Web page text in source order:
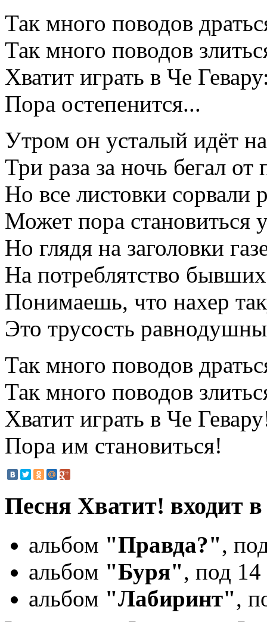
Так много поводов
Так много поводов
Хватит играть в Че
Пора остепенится...
Утром он усталый идёт
Три раза за ночь бегал от
Но все листовки
Может пора становиться
Но глядя на заголовки
На потреблятство
Понимаешь, что нахер
Это трусость
Так много поводов
Так много поводов
Хватит играть в Че
Пора им становиться!
Песня Хватит! входит
альбом "Правда?",
альбом "Буря", под
альбом "Лабиринт",